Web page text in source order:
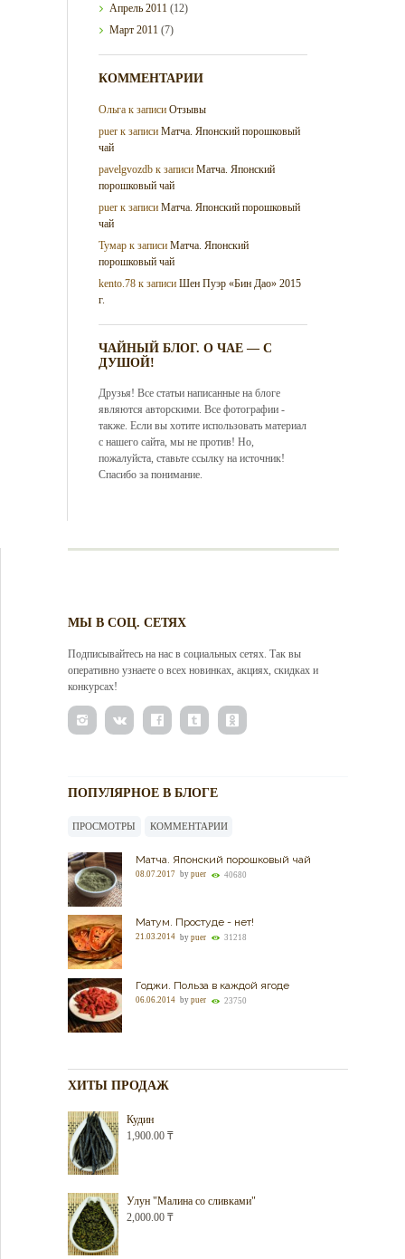
Апрель2011 (12)
Март2011 (7)
КОММЕНТАРИИ
Ольга к записиОтзывы
puer к записиМатча. Японский порошковый
чай
pavelgvozdb к записиМатча. Японский
порошковый чай
puer к записиМатча. Японский порошковый
чай
Тумар к записиМатча. Японский
порошковый чай
kento.78 к записиШен Пуэр «Бин Дао» 2015
г.
ЧАЙНЫЙ БЛОГ. О ЧАЕ — С
ДУШОЙ!
Друзья! Все статьи написанные на блоге
являются авторскими. Все фотографии -
также. Если вы хотите использовать материал
с нашего сайта, мы не против! Но,
пожалуйста, ставьте ссылку на источник!
Спасибо за понимание.
МЫ В СОЦ. СЕТЯХ
Подписывайтесь на нас в социальных сетях. Так вы
оперативно узнаете о всех новинках, акциях, скидках и
конкурсах!
ПОПУЛЯРНОЕ В БЛОГЕ
ПРОСМОТРЫ КОММЕНТАРИИ
Матча. Японский порошковый чай
08.07.2017 by puer 40680
Матум. Простуде - нет!
21.03.2014 by puer 31218
Годжи. Польза в каждой ягоде
06.06.2014 by puer 23750
ХИТЫ ПРОДАЖ
Кудин
1,900.00 ₸
Улун "Малина со сливками"
2,000.00 ₸